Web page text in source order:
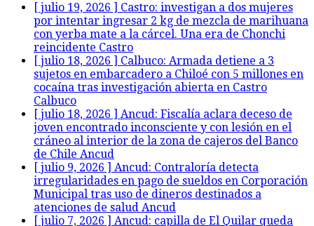
[ julio 19, 2026 ] Castro: investigan a dos mujeres
por intentar ingresar 2 kg de mezcla de marihuana
con yerba mate a la cárcel. Una era de Chonchi
reincidente Castro
[ julio 18, 2026 ] Calbuco: Armada detiene a 3
sujetos en embarcadero a Chiloé con 5 millones en
cocaína tras investigación abierta en Castro
Calbuco
[ julio 18, 2026 ] Ancud: Fiscalía aclara deceso de
joven encontrado inconsciente y con lesión en el
cráneo al interior de la zona de cajeros del Banco
de Chile Ancud
[ julio 9, 2026 ] Ancud: Contraloría detecta
irregularidades en pago de sueldos en Corporación
Municipal tras uso de dineros destinados a
atenciones de salud Ancud
[ julio 7, 2026 ] Ancud: capilla de El Quilar queda